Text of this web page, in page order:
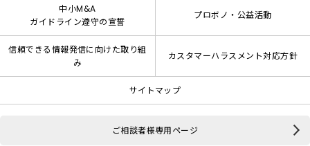
中小M&A
ガイドライン遵守の宣誓
プロボノ・公益活動
信頼できる情報発信に向けた取り組
み
カスタマーハラスメント対応方針
サイトマップ
ご相談者様専用ページ